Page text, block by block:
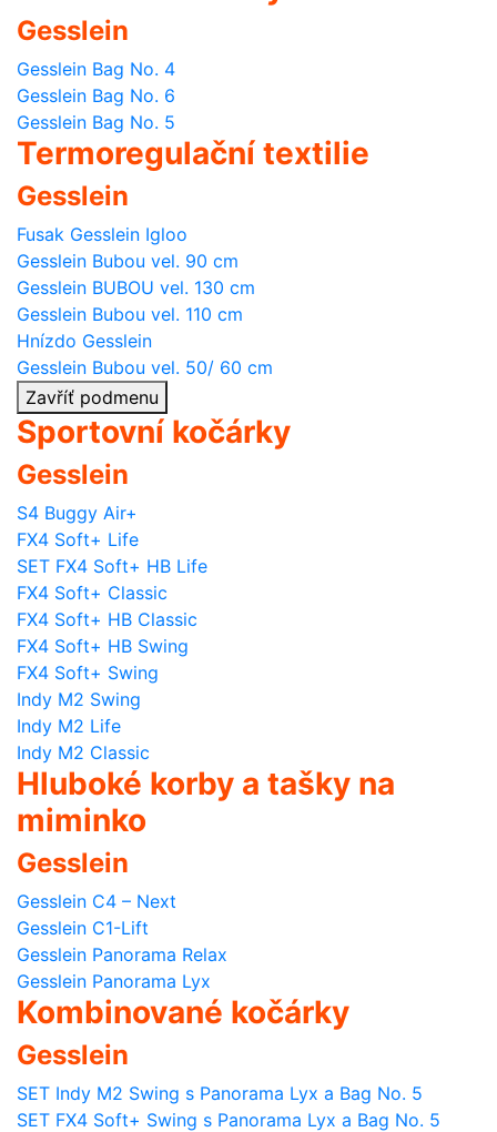
Gesslein
Gesslein Bag No. 4
Gesslein Bag No. 6
Gesslein Bag No. 5
Termoregulační textilie
Gesslein
Fusak Gesslein Igloo
Gesslein Bubou vel. 90 cm
Gesslein BUBOU vel. 130 cm
Gesslein Bubou vel. 110 cm
Hnízdo Gesslein
Gesslein Bubou vel. 50/ 60 cm
Zavříť podmenu
Sportovní kočárky
Gesslein
S4 Buggy Air+
FX4 Soft+ Life
SET FX4 Soft+ HB Life
FX4 Soft+ Classic
FX4 Soft+ HB Classic
FX4 Soft+ HB Swing
FX4 Soft+ Swing
Indy M2 Swing
Indy M2 Life
Indy M2 Classic
Hluboké korby a tašky na
miminko
Gesslein
Gesslein C4 – Next
Gesslein C1-Lift
Gesslein Panorama Relax
Gesslein Panorama Lyx
Kombinované kočárky
Gesslein
SET Indy M2 Swing s Panorama Lyx a Bag No. 5
SET FX4 Soft+ Swing s Panorama Lyx a Bag No. 5